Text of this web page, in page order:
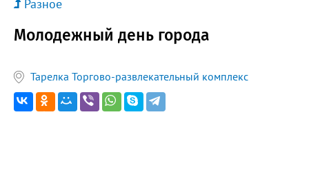
Разное
Молодежный день города
Тарелка Торгово-развлекательный комплекс